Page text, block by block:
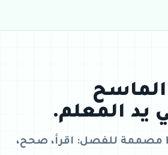
يد المعلم.
نسخة iPhone و iPad مصممة للفصل: اقرأ، صحح،